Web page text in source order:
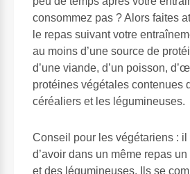
consommez pas ? Alors faites
le repas suivant votre
au moins d’une source de
d’une viande, d’un poisson,
protéines végétales contenues
céréaliers et les légumineuses.
Conseil pour les végétariens : il
d’avoir dans un même repas
et des légumineuses. Ils se